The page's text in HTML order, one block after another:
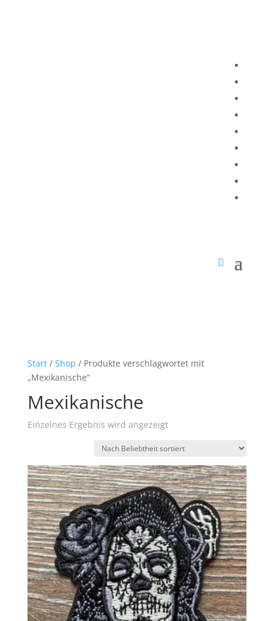
Start/ Shop / Produkte verschlagwortet mit
„Mexikanische“
Mexikanische
Einzelnes Ergebnis wird angezeigt